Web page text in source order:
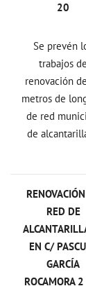
20
Se prevén
trabajos de
renovación
metros de
de red
de
RED DE
EN C/
GARCÍA
ROCAMORA